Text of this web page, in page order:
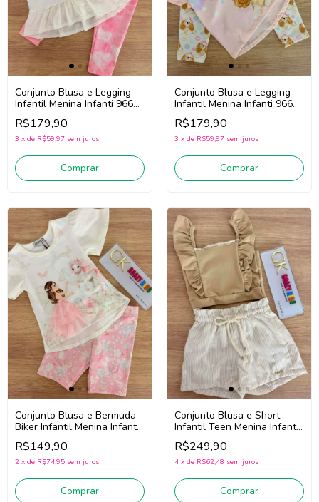
Conjunto Blusa e Legging
Infantil Menina Infanti 96630
(Branco/Rosa)
R$179,90
3 x de R$59,97 sem juros
Comprar
Conjunto Blusa e Legging
Infantil Menina Infanti 96643
(Rosa/Verde)
R$179,90
3 x de R$59,97 sem juros
Comprar
Conjunto Blusa e Bermuda
Biker Infantil Menina Infanti
96646 (Off White/Rosa)
R$149,90
2 x de R$74,95 sem juros
Comprar
Conjunto Blusa e Short
Infantil Teen Menina Infanti
96665 (Bege/Off White)
R$249,90
4 x de R$62,48 sem juros
Comprar